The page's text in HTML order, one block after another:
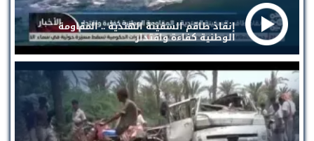
إنقاذ طاقم السفينة الهندية .. المقاومة
الوطنية كفاءة واقتدار